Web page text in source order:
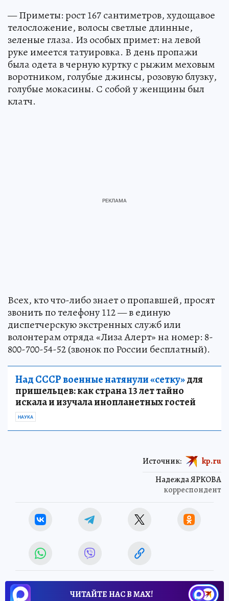
— Приметы: рост 167 сантиметров, худощавое
телосложение, волосы светлые длинные,
зеленые глаза. Из особых примет: на левой
руке имеется татуировка. В день пропажи
была одета в черную куртку с рыжим меховым
воротником, голубые джинсы, розовую блузку,
голубые мокасины. С собой у женщины был
клатч.
Всех, кто что-либо знает о пропавшей, просят
звонить по телефону 112 — в единую
диспетчерскую экстренных служб или
волонтерам отряда «Лиза Алерт» на номер: 8-
800-700-54-52 (звонок по России бесплатный).
Над СССР военные натянули «сетку»для
пришельцев: как страна 13 лет тайно
искала и изучала инопланетных гостей
НАУКА
Надежда ЯРКОВА
корреспондент
Источник: kp.ru
ЧИТАЙТЕ НАС В МАХ!